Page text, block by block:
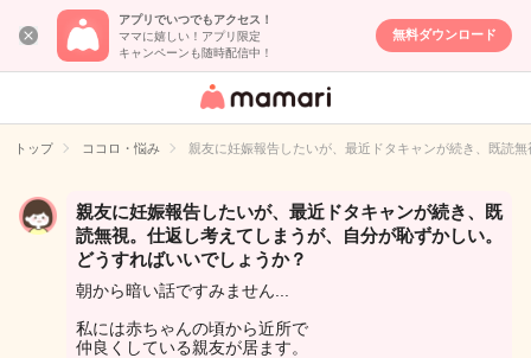
アプリでいつでもアクセス！
ママに嬉しい！アプリ限定
キャンペーンも随時配信中！
無料ダウンロード
女性専用匿名QA
イト
トップ ココロ・悩み 親友に妊娠報告したいが、最近ドタキャンが続き、既読
親友に妊娠報告したいが、最近ドタキャンが続き、既
読無視。仕返し考えてしまうが、自分が恥ずかしい。
どうすればいいでしょうか？
朝から暗い話ですみません...
私には赤ちゃんの頃から近所で
仲良くしている親友が居ます。